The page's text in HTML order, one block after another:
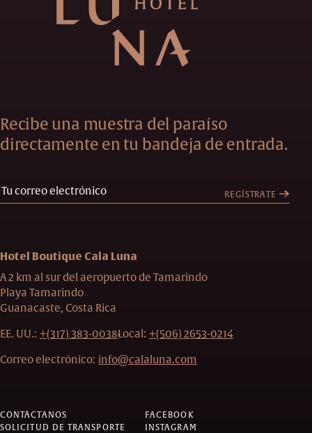
Recibe una muestra del paraíso
directamente en tu bandeja de entrada.
REGÍSTRATE
Hotel Boutique Cala Luna
A 2 km al sur del aeropuerto de Tamarindo
Playa Tamarindo
Guanacaste, Costa Rica
EE. UU.: +(317) 383-0038Local: +(506) 2653-0214
Correo electrónico: info@calaluna.com
CONTÁCTANOS
SOLICITUD DE TRANSPORTE
FACEBOOK
INSTAGRAM